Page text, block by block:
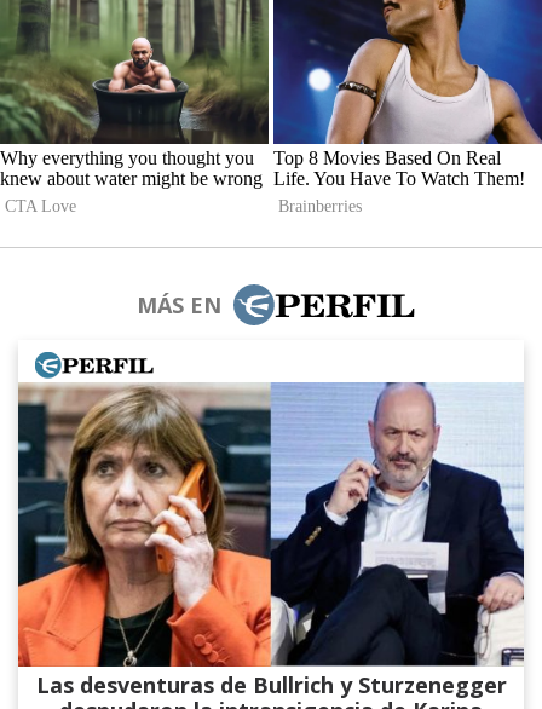
MÁS EN
Las desventuras de Bullrich y Sturzenegger